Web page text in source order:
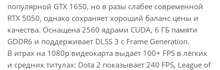
популярной GTX 1650, но в разы слабее современной
RTX 5050, однако сохраняет хороший баланс цены и
качества. Оснащена 2560 ядрами CUDA, 6 ГБ памяти
GDDR6 и поддерживает DLSS 3 с Frame Generation.
В играх на 1080p видеокарта выдаёт 100+ FPS в лёгких
и средних титулах: Dota 2 показывает 240 FPS, League of